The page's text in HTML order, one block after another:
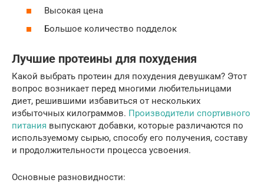
Высокая цена
Большое количество подделок
Лучшие протеины для похудения
Какой выбрать протеин для похудения девушкам? Этот
вопрос возникает перед многими любительницами
диет, решившими избавиться от нескольких
избыточных килограммов. Производители спортивного
питания выпускают добавки, которые различаются по
используемому сырью, способу его получения, составу
и продолжительности процесса усвоения.
Основные разновидности: